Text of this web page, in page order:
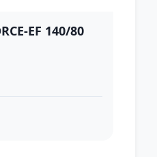
EF 140/80